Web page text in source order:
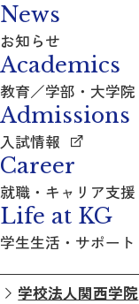
News
お知らせ
Academics
教育／学部・大学院
Admissions
入試情報
Career
就職・キャリア支援
Life at KG
学生生活・サポート
学校法人関西学院